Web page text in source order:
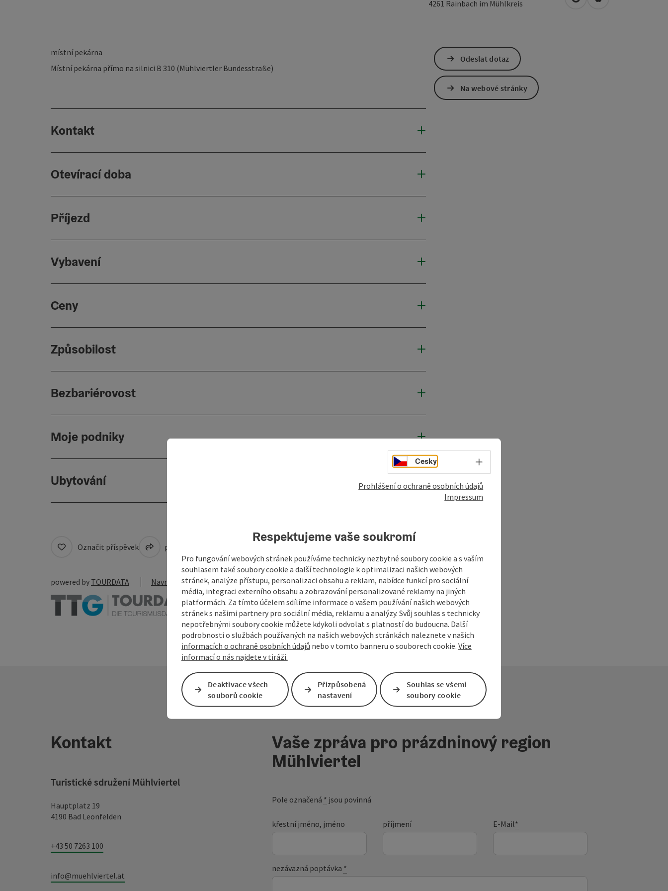
4261 Rainbach im Mühlkreis Otevřít v Mapách Google
Otevřít v Mapách
místní pekárna
Místní pekárna přímo na silnici B 310 (Mühlviertler Bundesstraße)
Kontakt
Otevírací doba
Příjezd
Vybavení
Ceny
Způsobilost
Bezbariérovost
Moje podniky
Ubytování
Odeslat dotaz
Na webové stránky
Označit příspěvek přejít na poznámky
powered by TOURDATA Navrhnout změnu
Kontakt
Turistické sdružení Mühlviertel
Hauptplatz 19
4190 Bad Leonfelden
+43 50 7263 100
info@muehlviertel.at
Vaše zpráva pro prázdninový region
Mühlviertel
Pole označená * jsou povinná
křestní jméno, jméno příjmení E-Mail*
nezávazná poptávka *
Cesky Volba jazyka - Otevřít menu
Prohlášení o ochraně osobních údajů
Impressum
Respektujeme vaše soukromí
Pro fungování webových stránek používáme technicky nezbytné soubory cookie a s vaším
souhlasem také soubory cookie a další technologie k optimalizaci našich webových
stránek, analýze přístupu, personalizaci obsahu a reklam, nabídce funkcí pro sociální
média, integraci externího obsahu a zobrazování personalizované reklamy na jiných
platformách. Za tímto účelem sdílíme informace o vašem používání našich webových
stránek s našimi partnery pro sociální média, reklamu a analýzy. Svůj souhlas s technicky
nepotřebnými soubory cookie můžete kdykoli odvolat s platností do budoucna. Další
podrobnosti o službách používaných na našich webových stránkách naleznete v našich
informacích o ochraně osobních údajů nebo v tomto banneru o souborech cookie. Více
informací o nás najdete v tiráži.
Deaktivace všech
souborů cookie
Přizpůsobená
nastavení
Souhlas se všemi
soubory cookie